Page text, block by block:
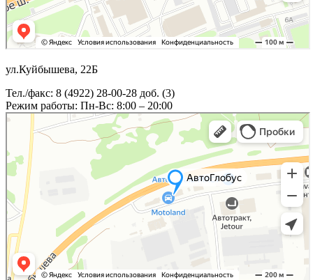
ул.Куйбышева, 22Б
Тел./факс: 8 (4922) 28-00-28 доб. (3)
Режим работы: Пн-Вс: 8:00 – 20:00